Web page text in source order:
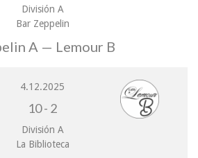
División A
Bar Zeppelin
A — Lemour B
4.12.2025
10- 2
División A
La Biblioteca